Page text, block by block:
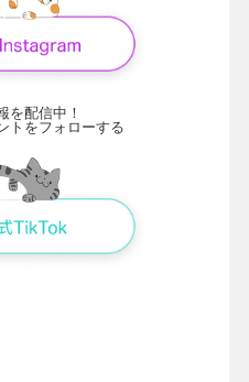
を配信中！
トをフォローする